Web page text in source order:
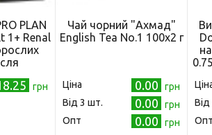
PLAN
1+ Renal
г
грн
Чай чорний "Ахмад"
English Tea No.1 100х2 г
Ціна 0.00
грн
Від 3 шт.
0.00
грн
Опт
0.00 грн
Опт